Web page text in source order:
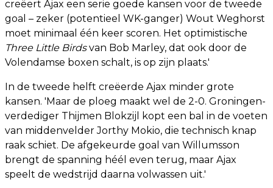
creëert Ajax een serie goede kansen voor de tweede
goal – zeker (potentieel WK-ganger) Wout Weghorst
moet minimaal één keer scoren. Het optimistische
Three Little Birdsvan Bob Marley, dat ook door de
Volendamse boxen schalt, is op zijn plaats.'
In de tweede helft creëerde Ajax minder grote
kansen. 'Maar de ploeg maakt wel de 2-0. Groningen-
verdediger Thijmen Blokzijl kopt een bal in de voeten
van middenvelder Jorthy Mokio, die technisch knap
raak schiet. De afgekeurde goal van Willumsson
brengt de spanning héél even terug, maar Ajax
speelt de wedstrijd daarna volwassen uit.'